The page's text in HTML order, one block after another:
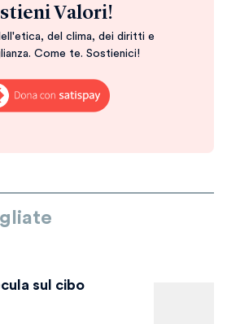
Valori!
del clima, dei diritti e
Come te. Sostienici!
sul cibo